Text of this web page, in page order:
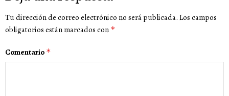
Tu dirección de correo electrónico no será publicada. Los campos
obligatorios están marcados con *
Comentario *